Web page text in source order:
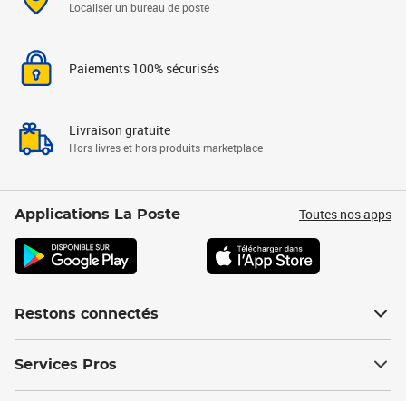
Localiser un bureau de poste
Paiements 100% sécurisés
Livraison gratuite
Hors livres et hors produits marketplace
Applications La Poste Toutes nos apps
Restons connectés
Services Pros